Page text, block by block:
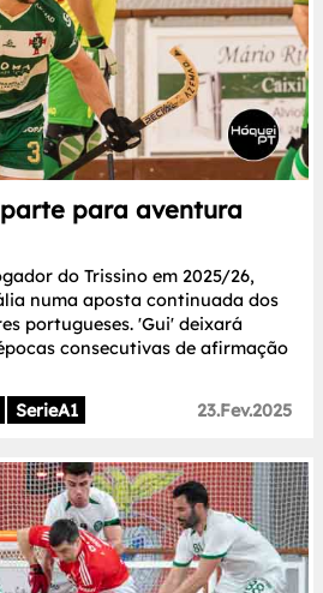
para aventura
do Trissino em 2025/26,
numa aposta continuada dos
portugueses. 'Gui' deixará
consecutivas de afirmação
SerieA1 23.Fev.2025